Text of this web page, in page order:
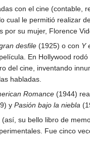
con el cine (contable,
cual le permitió realizar
por su mujer, Florence
desfile (1925) o con Y
En Hollywood
cine, inventando
habladas.
Romance (1944)
y Pasión bajo la niebla
su bello libro de
Fue cinco